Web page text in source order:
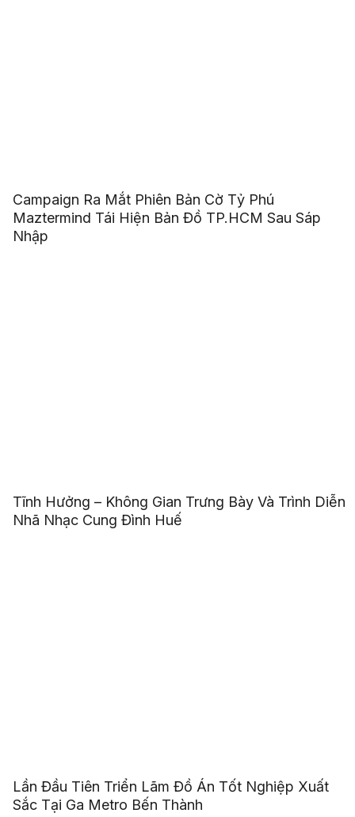
Campaign Ra Mắt Phiên Bản Cờ Tỷ Phú
Maztermind Tái Hiện Bản Đồ TP.HCM Sau Sáp
Nhập
Tĩnh Hưởng – Không Gian Trưng Bày Và Trình Diễn
Nhã Nhạc Cung Đình Huế
Lần Đầu Tiên Triển Lãm Đồ Án Tốt Nghiệp Xuất
Sắc Tại Ga Metro Bến Thành